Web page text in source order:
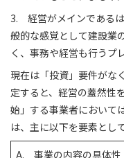
3. 経営がメインである
般的な感覚として建設業
く、事務や経営も行うプ
現在は「投資」要件がな
定すると、経営の蓋然性
始」する事業者において
は、主に以下を要素とし
A. 事業の内容の具体性